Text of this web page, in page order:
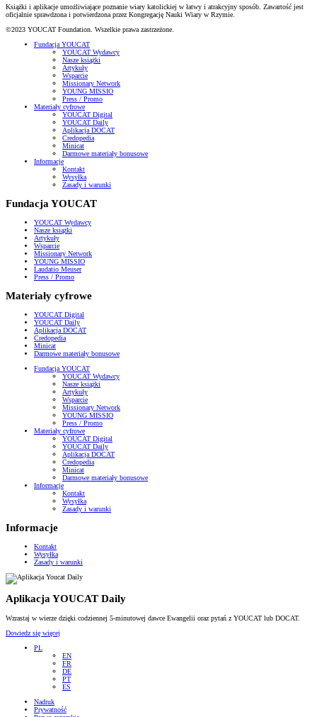
Książki i aplikacje umożliwiające poznanie wiary katolickiej w łatwy i atrakcyjny sposób. Zawartość jest
oficjalnie sprawdzona i potwierdzona przez Kongregację Nauki Wiary w Rzymie.
©2023 YOUCAT Foundation. Wszelkie prawa zastrzeżone.
Fundacja YOUCAT
YOUCAT Wydawcy
Nasze książki
Artykuły
Wsparcie
Missionary Network
YOUNG MISSIO
Press / Promo
Materiały cyfrowe
YOUCAT Digital
YOUCAT Daily
Aplikacja DOCAT
Credopedia
Minicat
Darmowe materiały bonusowe
Informacje
Kontakt
Wysyłka
Zasady i warunki
Fundacja YOUCAT
YOUCAT Wydawcy
Nasze książki
Artykuły
Wsparcie
Missionary Network
YOUNG MISSIO
Laudatio Meuser
Press / Promo
Materiały cyfrowe
YOUCAT Digital
YOUCAT Daily
Aplikacja DOCAT
Credopedia
Minicat
Darmowe materiały bonusowe
Fundacja YOUCAT
YOUCAT Wydawcy
Nasze książki
Artykuły
Wsparcie
Missionary Network
YOUNG MISSIO
Press / Promo
Materiały cyfrowe
YOUCAT Digital
YOUCAT Daily
Aplikacja DOCAT
Credopedia
Minicat
Darmowe materiały bonusowe
Informacje
Kontakt
Wysyłka
Zasady i warunki
Informacje
Kontakt
Wysyłka
Zasady i warunki
Aplikacja YOUCAT Daily
Wzrastaj w wierze dzięki codziennej 5-minutowej dawce Ewangelii oraz pytań z YOUCAT lub DOCAT.
Dowiedz się więcej
PL
EN
FR
DE
PT
ES
Nadruk
Prywatność